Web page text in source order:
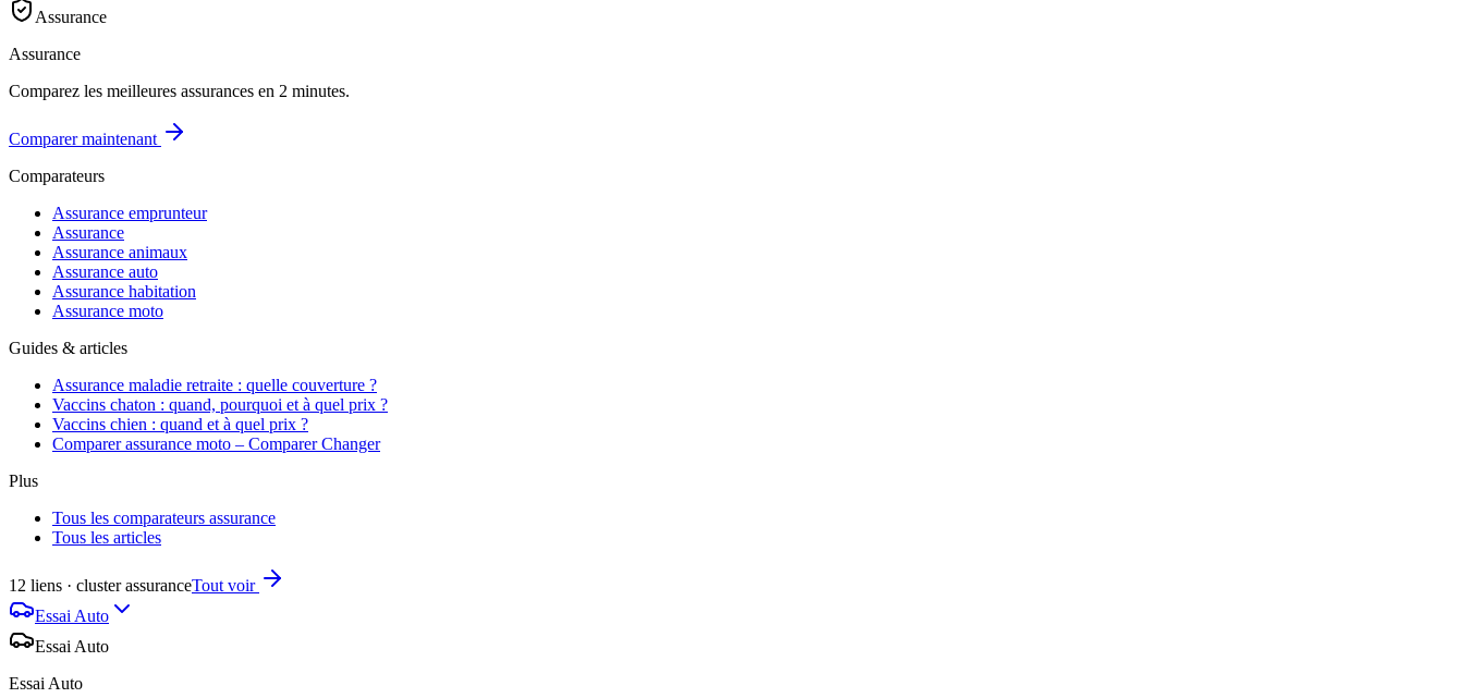
Assurance
Assurance
Comparez les meilleures assurances en 2 minutes.
Comparer maintenant
Comparateurs
Assurance emprunteur
Assurance
Assurance animaux
Assurance auto
Assurance habitation
Assurance moto
Guides & articles
Assurance maladie retraite : quelle couverture ?
Vaccins chaton : quand, pourquoi et à quel prix ?
Vaccins chien : quand et à quel prix ?
Comparer assurance moto – Comparer Changer
Plus
Tous les comparateurs assurance
Tous les articles
12 liens · cluster assuranceTout voir
Essai Auto
Essai Auto
Essai Auto